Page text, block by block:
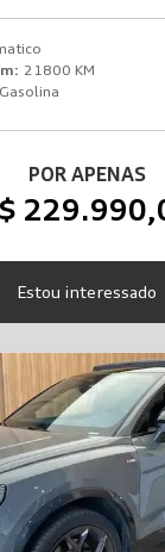
21800 KM
Gasolina
POR APENAS
Estou interessado